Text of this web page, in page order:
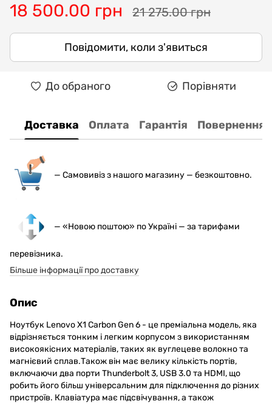
18 500.00 грн 21 275.00 грн
Повідомити, коли з'явиться
До обраного Порівняти
Доставка Оплата Гарантія Повернення
— Самовивіз з нашого магазину — безкоштовно.
— «Новою поштою» по Україні — за тарифами
перевізника.
Більше інформації про доставку
Опис
Ноутбук Lenovo X1 Carbon Gen 6 - це преміальна модель, яка
відрізняється тонким і легким корпусом з використанням
високоякісних матеріалів, таких як вуглецеве волокно та
магнієвий сплав.Також він має велику кількість портів,
включаючи два порти Thunderbolt 3, USB 3.0 та HDMI, що
робить його більш універсальним для підключення до різних
пристроїв. Клавіатура має підсвічування, а також